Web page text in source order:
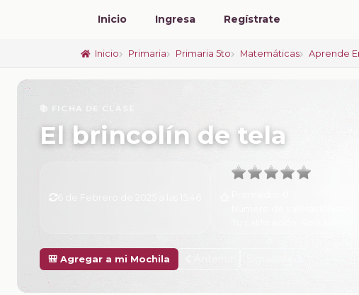
Inicio Ingresa Regístrate
Inicio Primaria Primaria 5to Matemáticas Aprende
📚 FICHA DE CLASE
El brincolín de tela
🎒 Agregar a mi Mochila